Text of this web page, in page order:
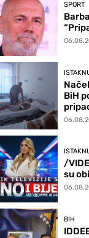
SPORT
BiH
/
su
BIH